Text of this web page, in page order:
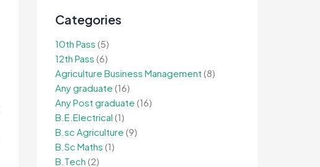
Categories
10th Pass (5)
12th Pass (6)
Agriculture Business Management (8)
Any graduate (16)
Any Post graduate (16)
B.E.Electrical (1)
B.sc Agriculture (9)
B.Sc Maths (1)
B.Tech (2)